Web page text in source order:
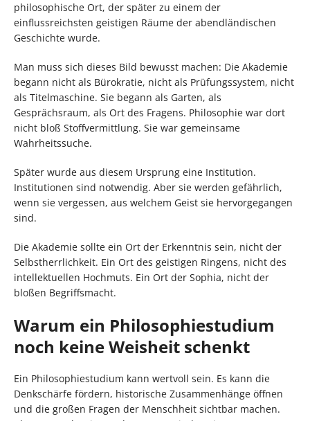
philosophische Ort, der später zu einem der
einflussreichsten geistigen Räume der abendländischen
Geschichte wurde.
Man muss sich dieses Bild bewusst machen: Die Akademie
begann nicht als Bürokratie, nicht als Prüfungssystem, nicht
als Titelmaschine. Sie begann als Garten, als
Gesprächsraum, als Ort des Fragens. Philosophie war dort
nicht bloß Stoffvermittlung. Sie war gemeinsame
Wahrheitssuche.
Später wurde aus diesem Ursprung eine Institution.
Institutionen sind notwendig. Aber sie werden gefährlich,
wenn sie vergessen, aus welchem Geist sie hervorgegangen
sind.
Die Akademie sollte ein Ort der Erkenntnis sein, nicht der
Selbstherrlichkeit. Ein Ort des geistigen Ringens, nicht des
intellektuellen Hochmuts. Ein Ort der Sophia, nicht der
bloßen Begriffsmacht.
Warum ein Philosophiestudium
noch keine Weisheit schenkt
Ein Philosophiestudium kann wertvoll sein. Es kann die
Denkschärfe fördern, historische Zusammenhänge öffnen
und die großen Fragen der Menschheit sichtbar machen.